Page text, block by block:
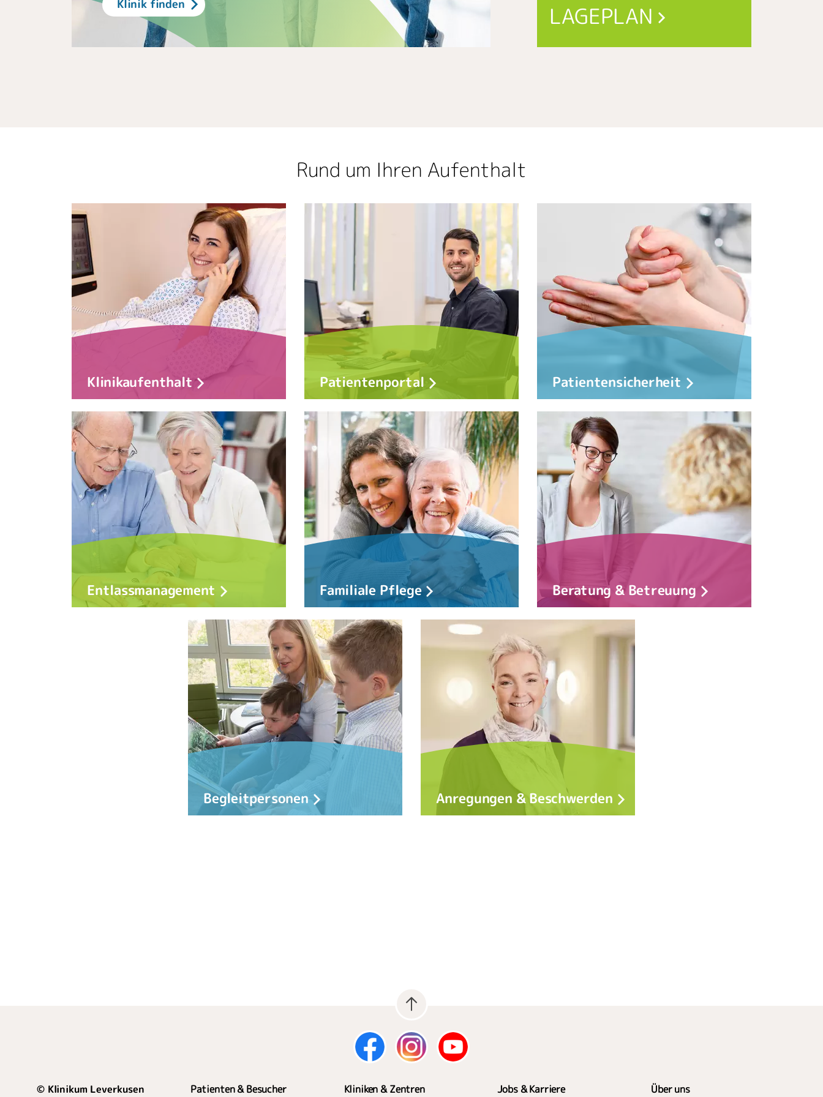
Klinik finden LAGEPLAN
Rund um Ihren Aufenthalt
Klinikaufenthalt Patientenportal Patientensicherheit
Entlassmanagement Familiale Pflege Beratung & Betreuung
Begleitpersonen Anregungen & Beschwerden
© Klinikum Leverkusen Patienten & Besucher Kliniken & Zentren Jobs & Karriere Über uns